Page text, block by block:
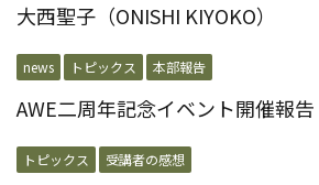
大西聖子（ONISHI KIYOKO）
news トピックス 本部報告
AWE二周年記念イベント開催報告
トピックス 受講者の感想